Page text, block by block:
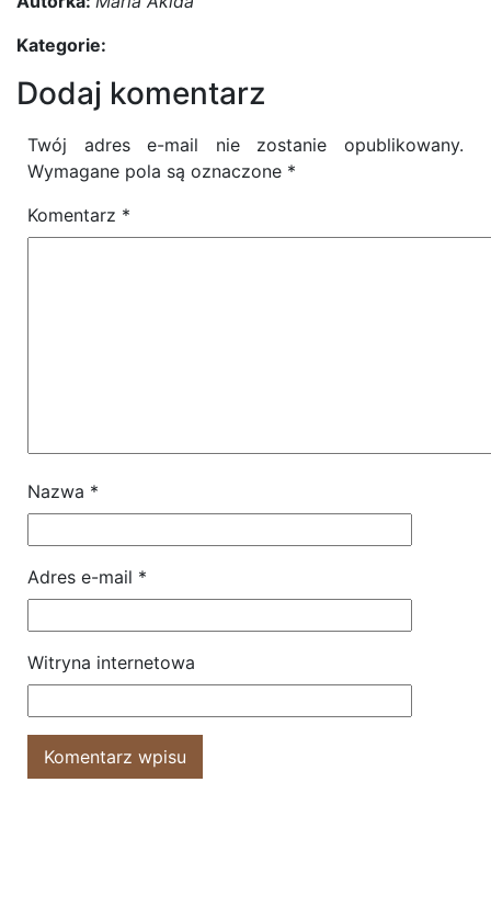
Kategorie:
Dodaj komentarz
Twój adres e-mail nie zostanie opublikowany.
Wymagane pola są oznaczone *
Komentarz *
Nazwa *
Adres e-mail *
Witryna internetowa